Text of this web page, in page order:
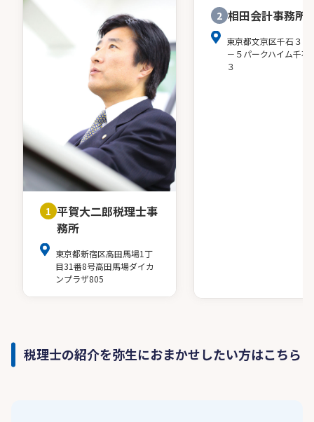
1 平賀大二郎税理士事
務所
東京都新宿区高田馬場1丁
目31番8号高田馬場ダイカ
ンプラザ805
2 相田会計事務所
東京都文京区千石３－
－５パークハイム千石
３
税理士の紹介を弥生におまかせしたい方はこちら